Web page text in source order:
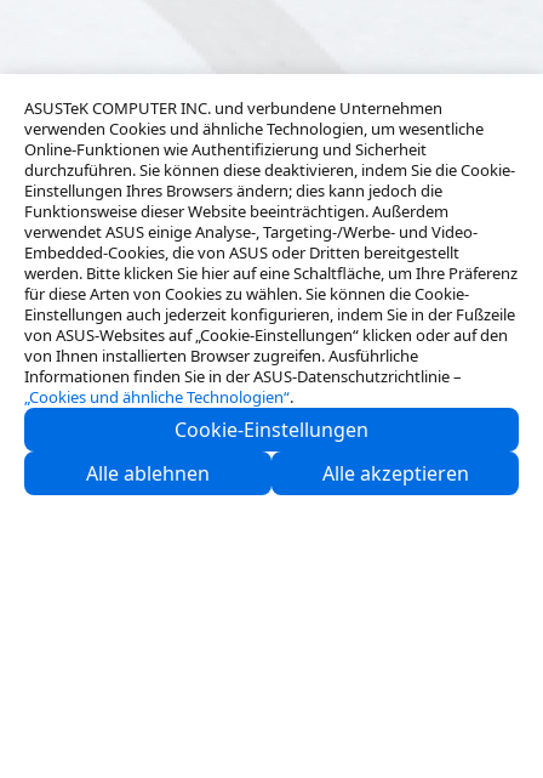
ASUSTeK COMPUTER INC. und verbundene Unternehmen
verwenden Cookies und ähnliche Technologien, um wesentliche
Online-Funktionen wie Authentifizierung und Sicherheit
durchzuführen. Sie können diese deaktivieren, indem Sie die Cookie-
Einstellungen Ihres Browsers ändern; dies kann jedoch die
Funktionsweise dieser Website beeinträchtigen. Außerdem
verwendet ASUS einige Analyse-, Targeting-/Werbe- und Video-
Embedded-Cookies, die von ASUS oder Dritten bereitgestellt
werden. Bitte klicken Sie hier auf eine Schaltfläche, um Ihre Präferenz
für diese Arten von Cookies zu wählen. Sie können die Cookie-
Einstellungen auch jederzeit konfigurieren, indem Sie in der Fußzeile
von ASUS-Websites auf „Cookie-Einstellungen“ klicken oder auf den
von Ihnen installierten Browser zugreifen. Ausführliche
Informationen finden Sie in der ASUS-Datenschutzrichtlinie –
„Cookies und ähnliche Technologien“.
Cookie-Einstellungen
Alle ablehnen
Alle akzeptieren
Kontaktieren Sie uns